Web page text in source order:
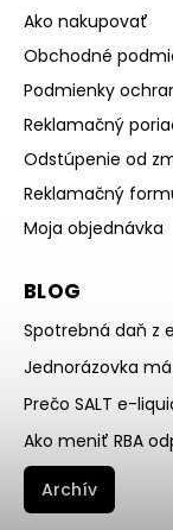
Ako nakupovať
Obchodné
Podmienky
Reklamačný
Odstúpenie od
Reklamačný
Moja objednávka
BLOG
Spotrebná daň z
Jednorázovka
Prečo SALT e-
Ako meniť RBA
Archív